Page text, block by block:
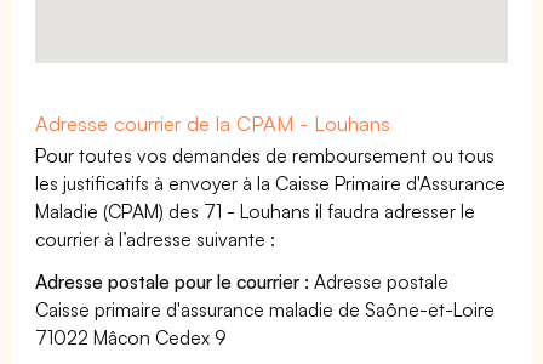
Adresse courrier de la CPAM - Louhans
Pour toutes vos demandes de remboursement ou tous
les justificatifs à envoyer à la Caisse Primaire d'Assurance
Maladie (CPAM) des 71 - Louhans il faudra adresser le
courrier à l’adresse suivante :
Adresse postale pour le courrier : Adresse postale
Caisse primaire d'assurance maladie de Saône-et-Loire
71022 Mâcon Cedex 9